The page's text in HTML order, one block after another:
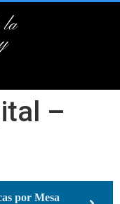
la
–
por Mesa